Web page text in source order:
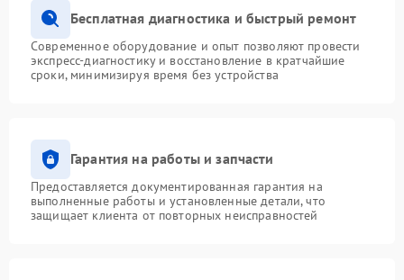
Бесплатная диагностика и быстрый ремонт
Современное оборудование и опыт позволяют провести
экспресс-диагностику и восстановление в кратчайшие
сроки, минимизируя время без устройства
Гарантия на работы и запчасти
Предоставляется документированная гарантия на
выполненные работы и установленные детали, что
защищает клиента от повторных неисправностей